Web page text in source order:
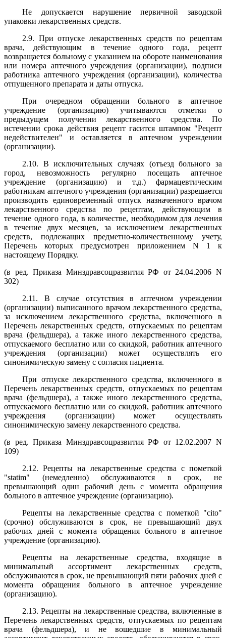
Не допускается нарушение первичной заводской
упаковки лекарственных средств.
2.9. При отпуске лекарственных средств по рецептам
врача, действующим в течение одного года, рецепт
возвращается больному с указанием на обороте наименования
или номера аптечного учреждения (организации), подписи
работника аптечного учреждения (организации), количества
отпущенного препарата и даты отпуска.
При очередном обращении больного в аптечное
учреждение (организацию) учитываются отметки о
предыдущем получении лекарственного средства. По
истечении срока действия рецепт гасится штампом "Рецепт
недействителен" и оставляется в аптечном учреждении
(организации).
2.10. В исключительных случаях (отъезд больного за
город, невозможность регулярно посещать аптечное
учреждение (организацию) и т.д.) фармацевтическим
работникам аптечного учреждения (организации) разрешается
производить единовременный отпуск назначенного врачом
лекарственного средства по рецептам, действующим в
течение одного года, в количестве, необходимом для лечения
в течение двух месяцев, за исключением лекарственных
средств, подлежащих предметно-количественному учету,
Перечень которых предусмотрен приложением N 1 к
настоящему Порядку.
(в ред. Приказа Минздравсоцразвития РФ от 24.04.2006 N
302)
2.11. В случае отсутствия в аптечном учреждении
(организации) выписанного врачом лекарственного средства,
за исключением лекарственного средства, включенного в
Перечень лекарственных средств, отпускаемых по рецептам
врача (фельдшера), а также иного лекарственного средства,
отпускаемого бесплатно или со скидкой, работник аптечного
учреждения (организации) может осуществлять его
синонимическую замену с согласия пациента.
При отпуске лекарственного средства, включенного в
Перечень лекарственных средств, отпускаемых по рецептам
врача (фельдшера), а также иного лекарственного средства,
отпускаемого бесплатно или со скидкой, работник аптечного
учреждения (организации) может осуществлять
синонимическую замену лекарственного средства.
(в ред. Приказа Минздравсоцразвития РФ от 12.02.2007 N
109)
2.12. Рецепты на лекарственные средства с пометкой
"statim" (немедленно) обслуживаются в срок, не
превышающий один рабочий день с момента обращения
больного в аптечное учреждение (организацию).
Рецепты на лекарственные средства с пометкой "cito"
(срочно) обслуживаются в срок, не превышающий двух
рабочих дней с момента обращения больного в аптечное
учреждение (организацию).
Рецепты на лекарственные средства, входящие в
минимальный ассортимент лекарственных средств,
обслуживаются в срок, не превышающий пяти рабочих дней с
момента обращения больного в аптечное учреждение
(организацию).
2.13. Рецепты на лекарственные средства, включенные в
Перечень лекарственных средств, отпускаемых по рецептам
врача (фельдшера), и не вошедшие в минимальный